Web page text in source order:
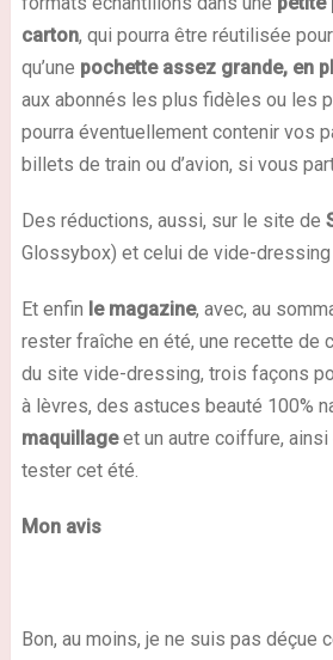
carton, qui pourra être réutilisée
qu’une pochette assez grande, en
aux abonnés les plus fidèles ou les
pourra éventuellement contenir vos
billets de train ou d’avion, si vous
Des réductions, aussi, sur le site de
Glossybox) et celui de vide-dressing
Et enfin le magazine, avec, au
rester fraîche en été, une recette de
du site vide-dressing, trois façons
à lèvres, des astuces beauté 100%
maquillageet un autre coiffure,
tester cet été.
Mon avis
Bon, au moins, je ne suis pas déçue